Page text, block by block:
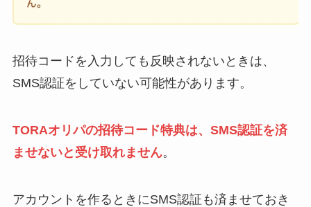
招待コードを入力しても反映されないときは、
SMS認証をしていない可能性があります。
TORAオリパの招待コード特典は、SMS認証を済
ませないと受け取れません。
アカウントを作るときにSMS認証も済ませておき